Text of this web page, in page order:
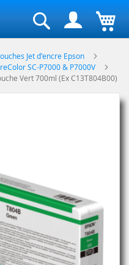
Rechercher
Jet d'encre Epson
SC-P7000 & P7000V
Vert 700ml (Ex C13T804B00)